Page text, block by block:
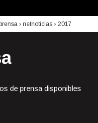
› netnoticias › 2017
de prensa disponibles